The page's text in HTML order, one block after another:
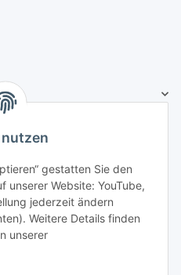
gestatten Sie den
unserer Website: YouTube,
jederzeit ändern
Weitere Details finden
unserer